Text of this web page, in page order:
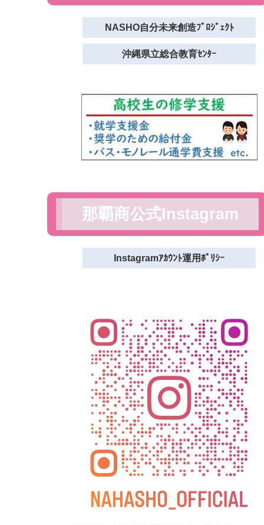
NASHO自分未来創造ﾌﾟﾛｼﾞｪｸﾄ
沖縄県立総合教育ｾﾝﾀｰ
那覇商公式Instagram
Instagramｱｶｳﾝﾄ運用ﾎﾟﾘｼｰ